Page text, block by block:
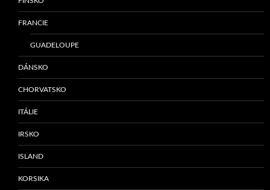
FRANCIE
GUADELOUPE
DÁNSKO
CHORVATSKO
ITÁLIE
IRSKO
ISLAND
KORSIKA